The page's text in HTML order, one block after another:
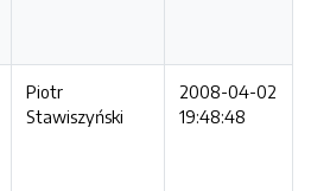
Piotr
Stawiszyński
2008-04-02
19:48:48